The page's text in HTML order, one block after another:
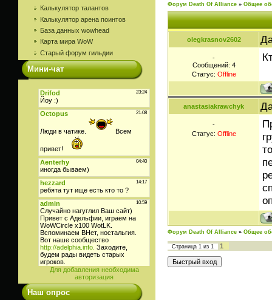
Калькулятор талантов
Калькулятор арена поинтов
База данных wowhead
Карта мира WoW
Старый форум гильдии
Мини-чат
Для добавления необходима
авторизация
Наш опрос
Форум Death Of Alliance » Общее
olegkrasnov2602
-
Сообщений: 4
Статус: Offline
anastasiakrawchyk
-
Статус: Offline
Форум Death Of Alliance » Общее
Страница 1 из 1 1